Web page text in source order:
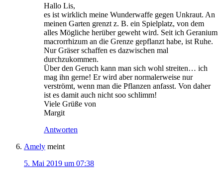
Hallo Lis,
es ist wirklich meine Wunderwaffe gegen Unkraut. An
meinen Garten grenzt z. B. ein Spielplatz, von dem
alles Mögliche herüber geweht wird. Seit ich Geranium
macrorrhizum an die Grenze gepflanzt habe, ist Ruhe.
Nur Gräser schaffen es dazwischen mal
durchzukommen.
Über den Geruch kann man sich wohl streiten… ich
mag ihn gerne! Er wird aber normalerweise nur
verströmt, wenn man die Pflanzen anfasst. Von daher
ist es damit auch nicht soo schlimm!
Viele Grüße von
Margit
Antworten
Amely meint
5. Mai 2019 um 07:38